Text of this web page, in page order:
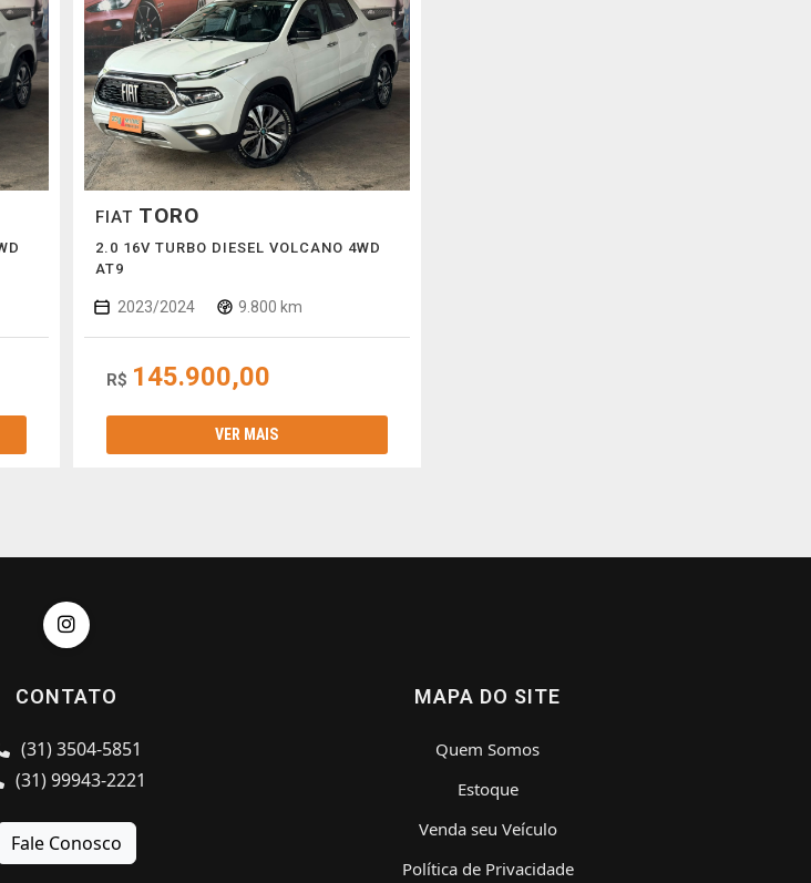
FIAT TORO
2.0 16V TURBO DIESEL VOLCANO 4WD
AT9
2023/2024 9.800 km
R$ 145.900,00
VER MAIS
CONTATO
(31) 3504-5851
(31) 99943-2221
Fale Conosco
MAPA DO SITE
Quem Somos
Estoque
Venda seu Veículo
Política de Privacidade